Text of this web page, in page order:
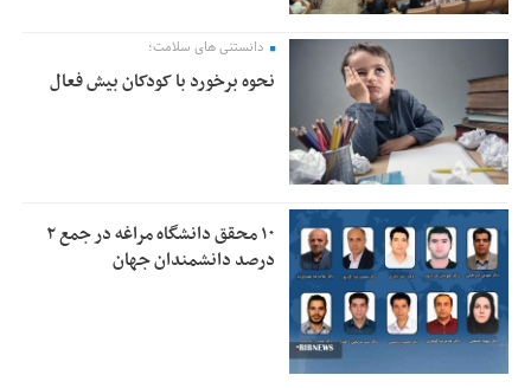
دانستنی های سلامت؛
نحوه برخورد با کودکان بیش فعال
۱۰ محقق دانشگاه مراغه در جمع ۲
درصد دانشمندان جهان